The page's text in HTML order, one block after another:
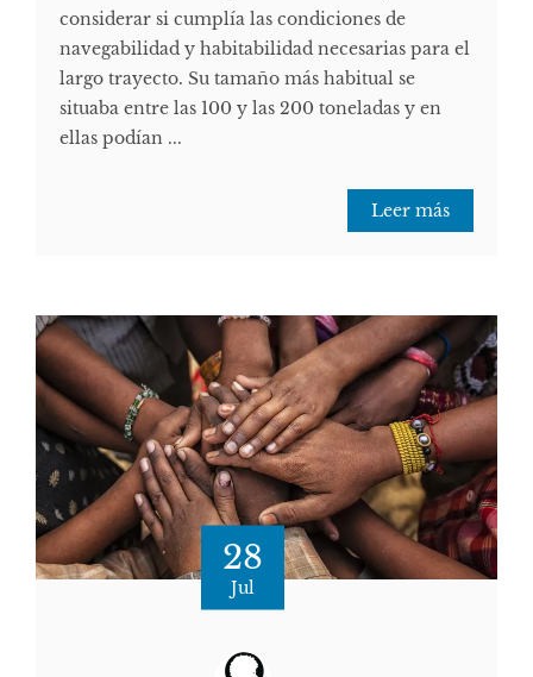
considerar si cumplía las condiciones de
navegabilidad y habitabilidad necesarias para el
largo trayecto. Su tamaño más habitual se
situaba entre las 100 y las 200 toneladas y en
ellas podían ...
Leer más
28
Jul